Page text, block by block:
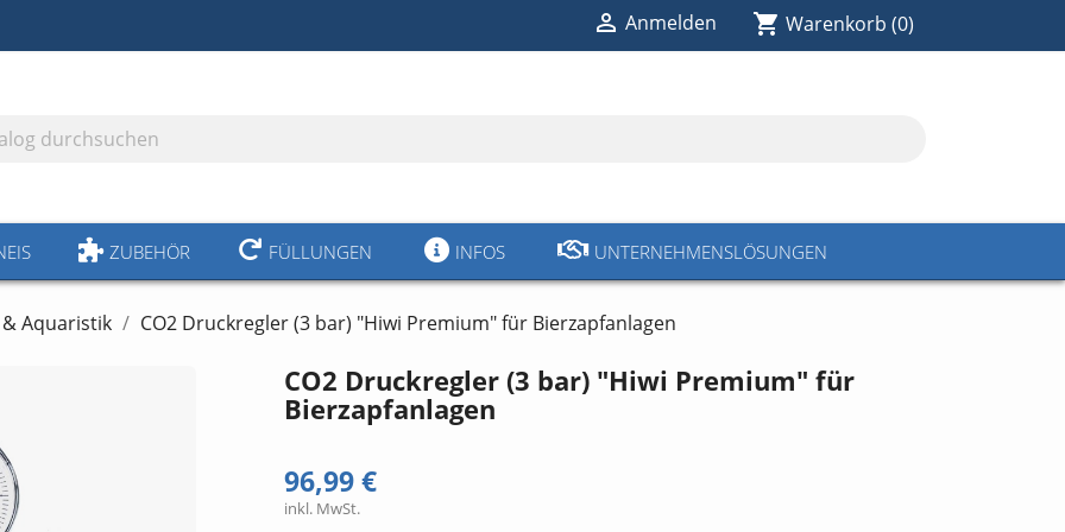
 Anmelden shopping_cart Warenkorb (0)
ZUBEHÖR FÜLLUNGEN INFOS UNTERNEHMENSLÖSUNGEN
Aquaristik CO2 Druckregler (3 bar) "Hiwi Premium" für Bierzapfanlagen
CO2 Druckregler (3 bar) "Hiwi Premium" für
Bierzapfanlagen
96,99 €
inkl. MwSt.